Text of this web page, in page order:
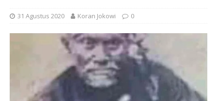
31 Agustus 2020 Koran Jokowi 0